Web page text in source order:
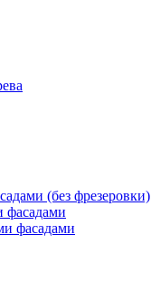
(без фрезеровки)
фасадами